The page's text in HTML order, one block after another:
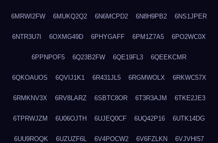
6MRWI2FW 6MUKQ2Q2 6N6MCPD2 6N8H9PB2 6NS1JPER
6NTR3U7I 6OXMG49D 6PHYGAFF 6PM1Z7A5 6PO2WC0X
6PPNPOF5 6Q23B2FW 6QE19FL3 6QEEKCMR
6QKOAUOS 6QVIJ1K1 6R431JL5 6RGMWOLX 6RKWC57X
6RMKNV3X 6RV8LARZ 6SBTC8OR 6T3R3AJM 6TKE2JE3
6TPRWJZM 6U06OJTH 6UJEQ0CF 6UQ42P16 6UTK14DG
6UU9ROQK 6UZUZF6L 6V4POCW2 6V6FZLKN 6VJVHI57